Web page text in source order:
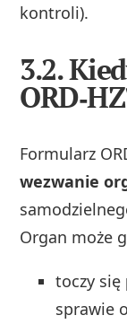
kontroli).
3.2.
Formularz
wezwanie
Organ może
toczy się
sprawie